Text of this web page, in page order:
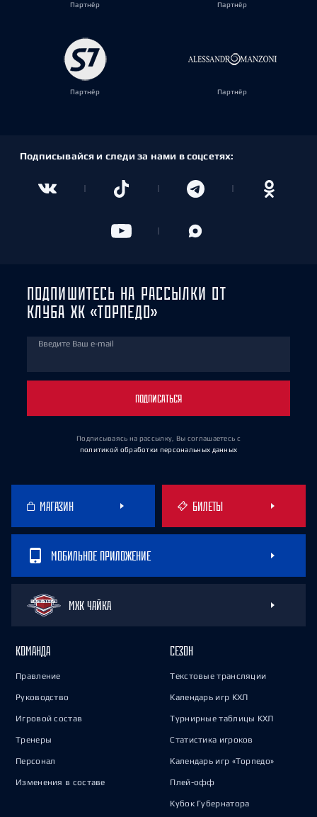
Партнёр Партнёр
Партнёр Партнёр
Подписывайся и следи за нами в соцсетях:
ПОДПИШИТЕСЬ НА РАССЫЛКИ ОТ
КЛУБА ХК «ТОРПЕДО»
Введите Ваш e-mail
ПОДПИСАТЬСЯ
Подписываясь на рассылку, Вы соглашаетесь с
политикой обработки персональных данных
МАГАЗИН БИЛЕТЫ
МОБИЛЬНОЕ ПРИЛОЖЕНИЕ
МХК ЧАЙКА
КОМАНДА
Правление
Руководство
Игровой состав
Тренеры
Персонал
Изменения в составе
СЕЗОН
Текстовые трансляции
Календарь игр КХЛ
Турнирные таблицы КХЛ
Статистика игроков
Календарь игр «Торпедо»
Плей-офф
Кубок Губернатора